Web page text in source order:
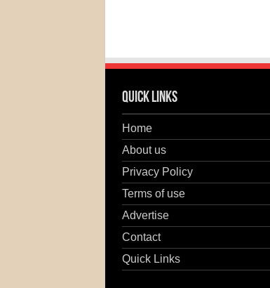
Quick Links
Home
About us
Privacy Policy
Terms of use
Advertise
Contact
Quick Links